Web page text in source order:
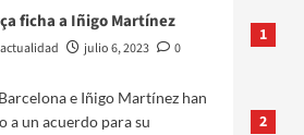
ficha a Iñigo Martínez
julio 6, 2023
0
e Iñigo Martínez han
a un acuerdo para su
1
2